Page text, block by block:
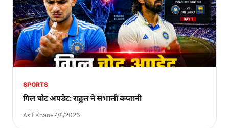
SPORTS
गिल चोट अपडेट: राहुल ने संभाली कप्तानी
Asif Khan•7/8/2026